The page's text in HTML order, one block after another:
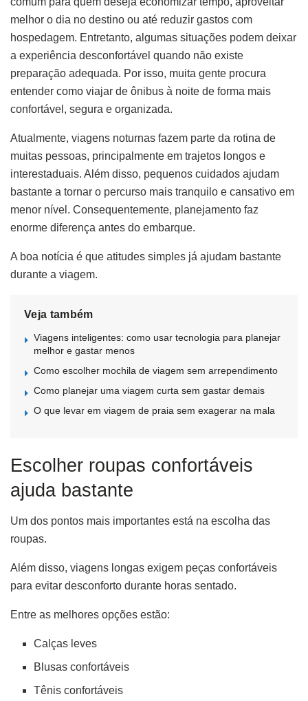
melhor o dia no destino ou até reduzir gastos com
hospedagem. Entretanto, algumas situações podem deixar
a experiência desconfortável quando não existe
preparação adequada. Por isso, muita gente procura
entender como viajar de ônibus à noite de forma mais
confortável, segura e organizada.
Atualmente, viagens noturnas fazem parte da rotina de
muitas pessoas, principalmente em trajetos longos e
interestaduais. Além disso, pequenos cuidados ajudam
bastante a tornar o percurso mais tranquilo e cansativo em
menor nível. Consequentemente, planejamento faz
enorme diferença antes do embarque.
A boa notícia é que atitudes simples já ajudam bastante
durante a viagem.
Veja também
Viagens inteligentes: como usar tecnologia para planejar
melhor e gastar menos
Como escolher mochila de viagem sem arrependimento
Como planejar uma viagem curta sem gastar demais
O que levar em viagem de praia sem exagerar na mala
Escolher roupas confortáveis
ajuda bastante
Um dos pontos mais importantes está na escolha das
roupas.
Além disso, viagens longas exigem peças confortáveis
para evitar desconforto durante horas sentado.
Entre as melhores opções estão:
Calças leves
Blusas confortáveis
Tênis confortáveis